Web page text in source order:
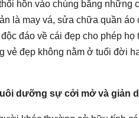
hồn vào chúng bằng những
là may vá, sửa chữa quần
đáo về cái đẹp cho phép
vẻ đẹp không nằm ở tuổi đời
dưỡng sự cởi mở và giản